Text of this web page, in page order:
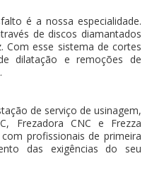
é a nossa especialidade.
de discos diamantados
Com esse sistema de cortes
dilatação e remoções de
de serviço de usinagem,
Frezadora CNC e Frezza
profissionais de primeira
das exigências do seu